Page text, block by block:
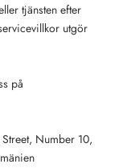
tjänsten efter
utgör
på
Number 10,